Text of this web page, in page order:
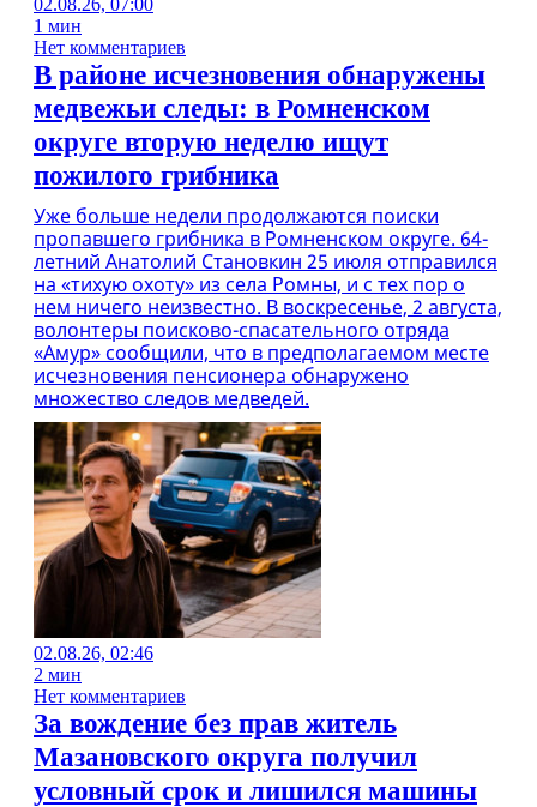
02.08.26, 07:00
1 мин
Нет комментариев
В районе исчезновения обнаружены
медвежьи следы: в Ромненском
округе вторую неделю ищут
пожилого грибника
Уже больше недели продолжаются поиски
пропавшего грибника в Ромненском округе. 64-
летний Анатолий Становкин 25 июля отправился
на «тихую охоту» из села Ромны, и с тех пор о
нем ничего неизвестно. В воскресенье, 2 августа,
волонтеры поисково-спасательного отряда
«Амур» сообщили, что в предполагаемом месте
исчезновения пенсионера обнаружено
множество следов медведей.
02.08.26, 02:46
2 мин
Нет комментариев
За вождение без прав житель
Мазановского округа получил
условный срок и лишился машины